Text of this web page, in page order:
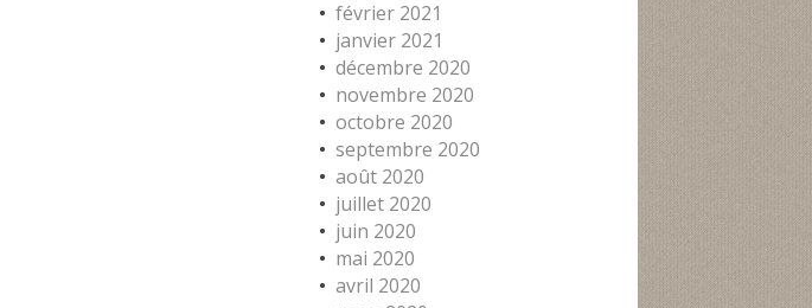
février 2021
janvier 2021
décembre 2020
novembre 2020
octobre 2020
septembre 2020
août 2020
juillet 2020
juin 2020
mai 2020
avril 2020